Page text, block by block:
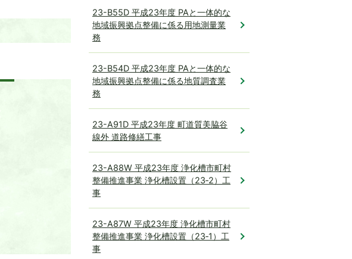
23-B55D 平成23年度 PAと一体的な
地域振興拠点整備に係る用地測量業
務
23-B54D 平成23年度 PAと一体的な
地域振興拠点整備に係る地質調査業
務
23-A91D 平成23年度 町道質美脇谷
線外 道路修繕工事
23-A88W 平成23年度 浄化槽市町村
整備推進事業 浄化槽設置（23‐2）工
事
23-A87W 平成23年度 浄化槽市町村
整備推進事業 浄化槽設置（23‐1）工
事